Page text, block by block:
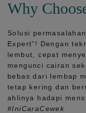
Why
Solusi
Expert”! Dengan
lembut, cepat
mengunci cairan
bebas dari lembap
tetap kering dan
ahlinya hadapi
#IniCaraCewek